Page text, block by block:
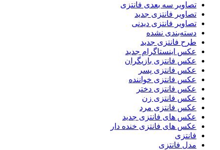
تصاویر سه بعدی فانتزی
تصاویر فانتزی جدید
تصاویر فانتزی دیدنی
دسته‌بندی نشده
طرح فانتزی جدید
عکس اینستاگرام جدید
عکس فانتزی بازیگران
عکس فانتزی پسر
عکس فانتزی خواننده
عکس فانتزی دختر
عکس فانتزی زن
عکس فانتزی مرد
عکس های فانتزی جدید
عکس های فانتزی خنده دار
فانتزی
مدل فانتزی